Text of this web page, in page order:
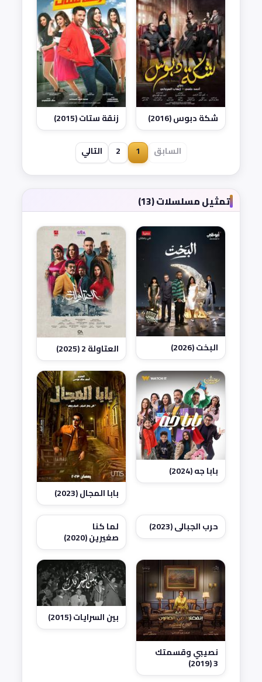
شكة دبوس (2016) زنقة ستات (2015)
السابق 1
2 التالي
تمثيل مسلسلات (13)
البخت (2026) العتاولة 2 (2025)
بابا جه (2024)
بابا المجال (2023)
حرب الجبالي (2023) لما كنا
صغيرين (2020)
نصيبي وقسمتك
3 (2019)
بين السرايات (2015)